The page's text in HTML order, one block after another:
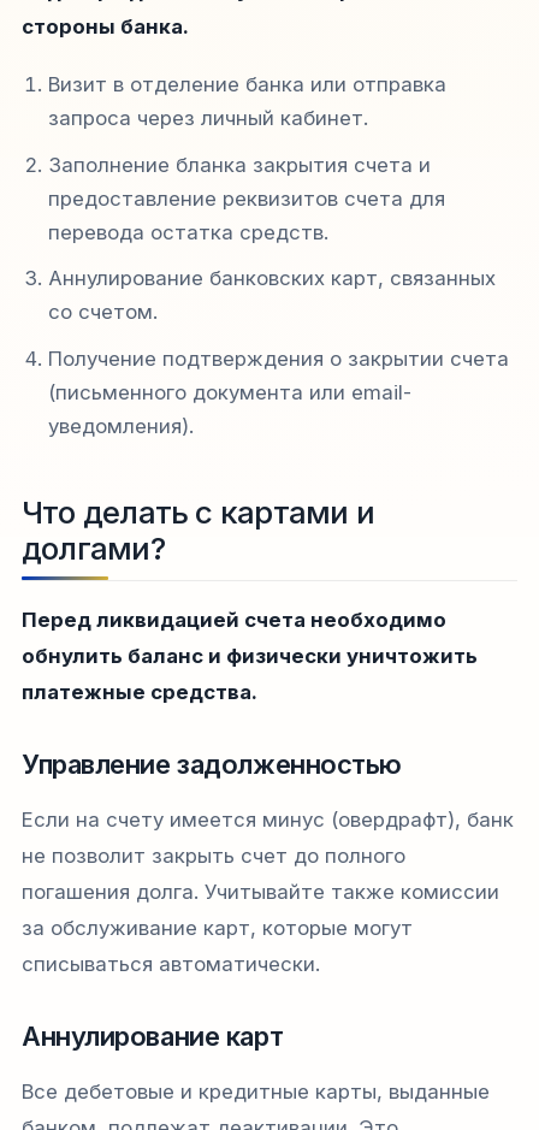
стороны банка.
Визит в отделение банка или отправка
запроса через личный кабинет.
Заполнение бланка закрытия счета и
предоставление реквизитов счета для
перевода остатка средств.
Аннулирование банковских карт, связанных
со счетом.
Получение подтверждения о закрытии счета
(письменного документа или email-
уведомления).
Что делать с картами и
долгами?
Перед ликвидацией счета необходимо
обнулить баланс и физически уничтожить
платежные средства.
Управление задолженностью
Если на счету имеется минус (овердрафт), банк
не позволит закрыть счет до полного
погашения долга. Учитывайте также комиссии
за обслуживание карт, которые могут
списываться автоматически.
Аннулирование карт
Все дебетовые и кредитные карты, выданные